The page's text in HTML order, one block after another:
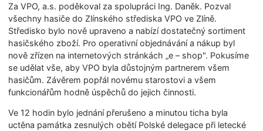
Za VPO, a.s. poděkoval za spolupráci Ing. Daněk. Pozval
všechny hasiče do Zlínského střediska VPO ve Zlíně.
Středisko bylo nově upraveno a nabízí dostatečný sortiment
hasičského zboží. Pro operativní objednávání a nákup byl
nově zřízen na internetových stránkách „e – shop". Pokusíme
se udělat vše, aby VPO byla důstojným partnerem všem
hasičům. Závěrem popřál novému starostovi a všem
funkcionářům hodně úspěchů do jejich činnosti.
Ve 12 hodin bylo jednání přerušeno a minutou ticha byla
uctěna památka zesnulých obětí Polské delegace při letecké